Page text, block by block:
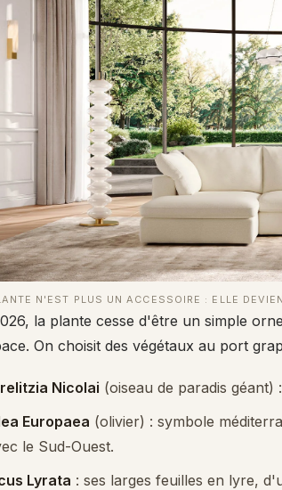
N'EST PLUS UN ACCESSOIRE : ELLE
la plante cesse d'être un simple
On choisit des végétaux au port
Nicolai (oiseau de paradis
Europaea (olivier) : symbole
le Sud-Ouest.
Lyrata : ses larges feuilles en lyre,